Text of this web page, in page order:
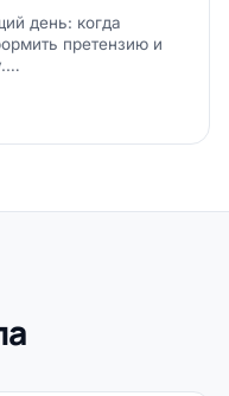
день: когда
претензию и